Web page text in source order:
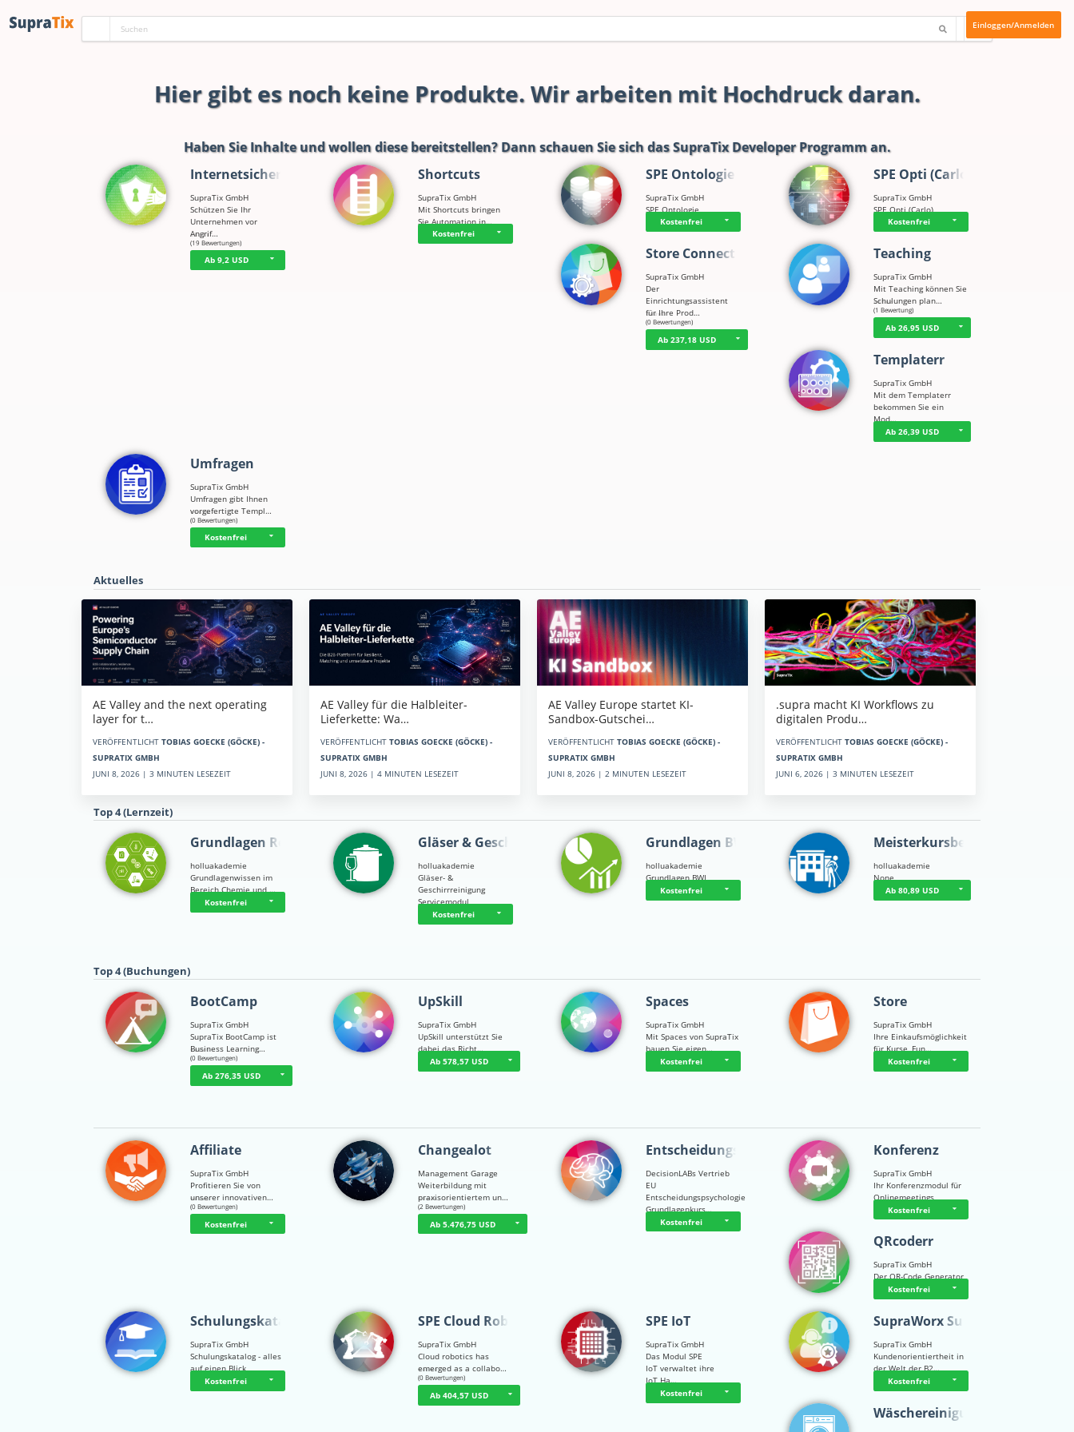
Einloggen/Anmelden
Hier gibt es noch keine Produkte. Wir arbeiten mit Hochdruck daran.
Haben Sie Inhalte und wollen diese bereitstellen? Dann schauen Sie sich dasSupraTix Developer Programman.
Internetsicherh…
SupraTix GmbH
Schützen Sie Ihr
Unternehmen vor
Angrif…
☆☆☆☆☆
(19 Bewertungen)
Ab 9,2 USD
Shortcuts
SupraTix GmbH
Mit Shortcuts bringen
Sie Automation in…
Kostenfrei
SPE Ontologie
SupraTix GmbH
SPE Ontologie
Kostenfrei
SPE Opti (Carlo)
SupraTix GmbH
SPE Opti (Carlo)
Kostenfrei
Store Connect
SupraTix GmbH
Der
Einrichtungsassistent
für Ihre Prod…
☆☆☆ ☆☆
(0 Bewertungen)
Ab 237,18 USD
Teaching
SupraTix GmbH
Mit Teaching können Sie
Schulungen plan…
☆☆ ☆☆☆
(1 Bewertung)
Ab 26,95 USD
Templaterr
SupraTix GmbH
Mit dem Templaterr
bekommen Sie ein
Mod…
Ab 26,39 USD
Umfragen
SupraTix GmbH
Umfragen gibt Ihnen
vorgefertigte Templ…
☆☆☆☆☆
(0 Bewertungen)
Kostenfrei
Aktuelles
AE Valley and the next operating
layer for t…
VERÖFFENTLICHT TOBIAS GOECKE (GÖCKE) -
SUPRATIX GMBH
JUNI 8, 2026 | 3 MINUTEN LESEZEIT
AE Valley für die Halbleiter-
Lieferkette: Wa…
VERÖFFENTLICHT TOBIAS GOECKE (GÖCKE) -
SUPRATIX GMBH
JUNI 8, 2026 | 4 MINUTEN LESEZEIT
AE Valley Europe startet KI-
Sandbox-Gutschei…
VERÖFFENTLICHT TOBIAS GOECKE (GÖCKE) -
SUPRATIX GMBH
JUNI 8, 2026 | 2 MINUTEN LESEZEIT
.supra macht KI Workflows zu
digitalen Produ…
VERÖFFENTLICHT TOBIAS GOECKE (GÖCKE) -
SUPRATIX GMBH
JUNI 6, 2026 | 3 MINUTEN LESEZEIT
Top 4 (Lernzeit)
Grundlagen Rein…
holluakademie
Grundlagenwissen im
Bereich Chemie und …
Kostenfrei
Gläser & Geschi…
holluakademie
Gläser- &
Geschirrreinigung
Servicemodul
Kostenfrei
Grundlagen BWL
holluakademie
Grundlagen BWL
Kostenfrei
Meisterkursbegl…
holluakademie
None
Ab 80,89 USD
Top 4 (Buchungen)
BootCamp
SupraTix GmbH
SupraTix BootCamp ist
Business Learning…
☆☆☆☆ ☆
(0 Bewertungen)
Ab 276,35 USD
UpSkill
SupraTix GmbH
UpSkill unterstützt Sie
dabei das Richt…
Ab 578,57 USD
Spaces
SupraTix GmbH
Mit Spaces von SupraTix
bauen Sie eigen…
Kostenfrei
Store
SupraTix GmbH
Ihre Einkaufsmöglichkeit
für Kurse, Fun…
Kostenfrei
Affiliate
SupraTix GmbH
Profitieren Sie von
unserer innovativen…
☆☆☆☆☆
(0 Bewertungen)
Kostenfrei
Changealot
Management Garage
Weiterbildung mit
praxisorientiertem un…
☆☆☆ ☆☆
(2 Bewertungen)
Ab 5.476,75 USD
Entscheidungsps…
DecisionLABs Vertrieb
EU
Entscheidungspsychologie
Grundlagenkurs…
Kostenfrei
Konferenz
SupraTix GmbH
Ihr Konferenzmodul für
Onlinemeetings
Kostenfrei
QRcoderr
SupraTix GmbH
Der QR-Code Generator
Kostenfrei
Schulungskatalog
SupraTix GmbH
Schulungskatalog - alles
auf einen Blick
Kostenfrei
SPE Cloud Robot…
SupraTix GmbH
Cloud robotics has
emerged as a collabo…
☆☆☆☆☆
(0 Bewertungen)
Ab 404,57 USD
SPE IoT
SupraTix GmbH
Das Modul SPE
IoT verwaltet ihre
IoT Ha…
Kostenfrei
SupraWorx Suppo…
SupraTix GmbH
Kundenorientiertheit in
der Welt der B2…
Kostenfrei
Wäschereinigung…